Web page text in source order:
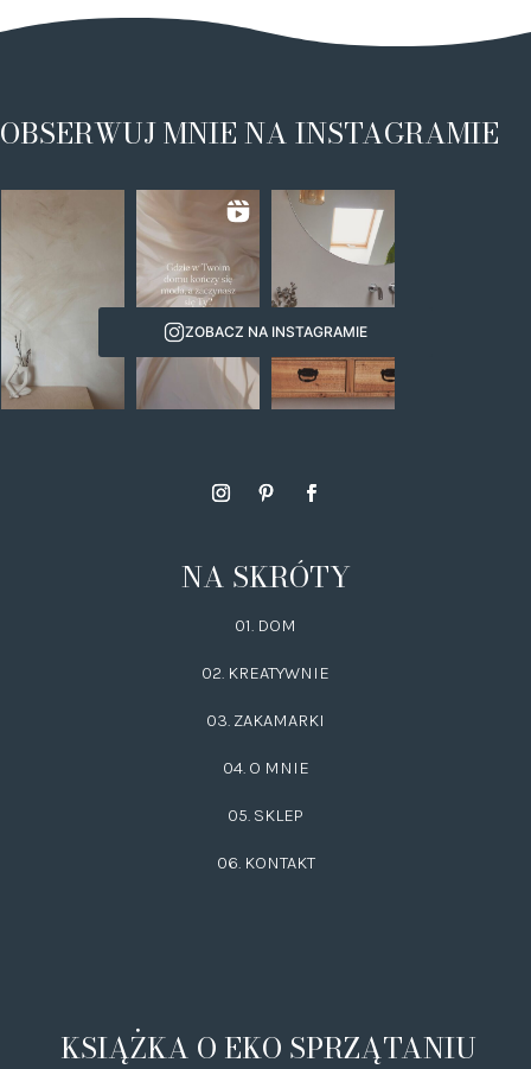
OBSERWUJ MNIE NA INSTAGRAMIE
ZOBACZ NA INSTAGRAMIE
NA SKRÓTY
01. DOM
02. KREATYWNIE
03. ZAKAMARKI
04. O MNIE
05. SKLEP
06. KONTAKT
KSIĄŻKA O EKO SPRZĄTANIU